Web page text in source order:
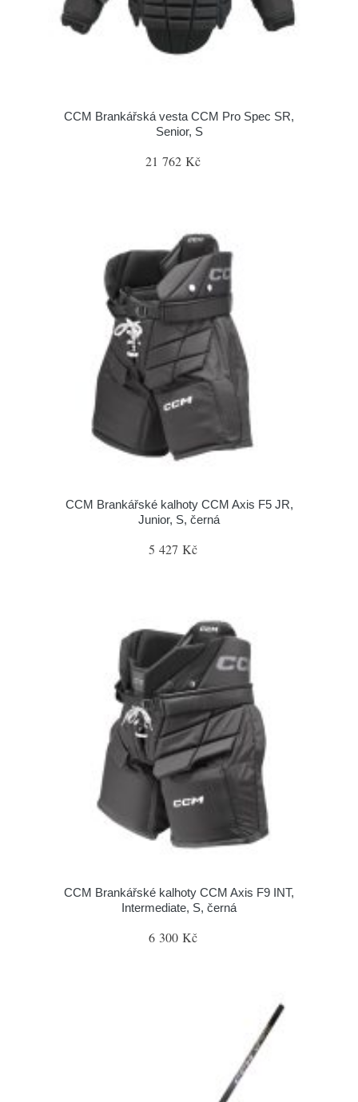
CCM Brankářská vesta CCM Pro Spec SR,
Senior, S
21 762 Kč
CCM Brankářské kalhoty CCM Axis F5 JR,
Junior, S, černá
5 427 Kč
CCM Brankářské kalhoty CCM Axis F9 INT,
Intermediate, S, černá
6 300 Kč